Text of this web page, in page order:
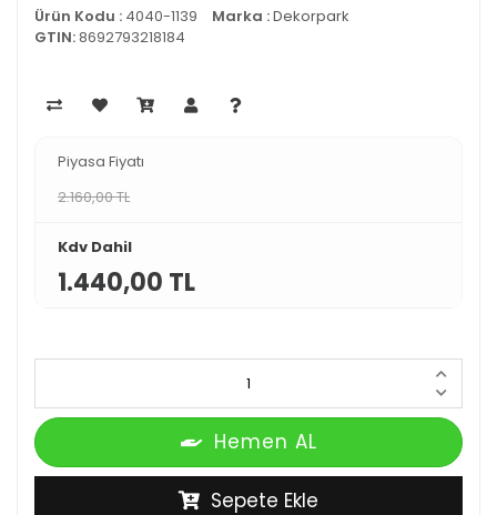
Ürün Kodu : 4040-1139 Marka :Dekorpark
GTIN:8692793218184
Piyasa Fiyatı
2.160,00 TL
Kdv Dahil
1.440,00 TL
Hemen AL
Sepete Ekle